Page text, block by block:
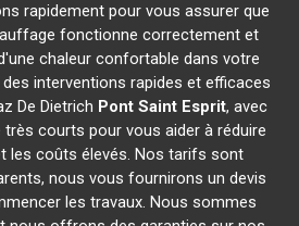
rapidement pour vous assurer que
fonctionne correctement et
chaleur confortable dans votre
interventions rapides et efficaces
De Dietrich Pont Saint Esprit, avec
courts pour vous aider à réduire
les coûts élevés. Nos tarifs sont
nous vous fournirons un devis
les travaux. Nous sommes